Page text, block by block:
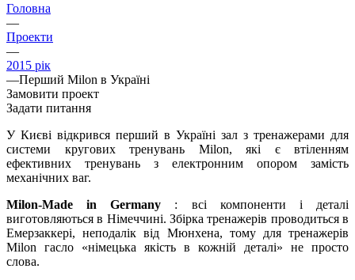
Головна
—
Проекти
—
2015 рік
—Перший Milon в Україні
Замовити проект
Задати питання
У Києві відкрився перший в Україні зал з тренажерами для
системи кругових тренувань Milon, які є втіленням
ефективних тренувань з електронним опором замість
механічних ваг.
Milon-Made in Germany : всі компоненти і деталі
виготовляються в Німеччині. Збірка тренажерів проводиться в
Емерзаккері, неподалік від Мюнхена, тому для тренажерів
Milon гасло «німецька якість в кожній деталі» не просто
слова.